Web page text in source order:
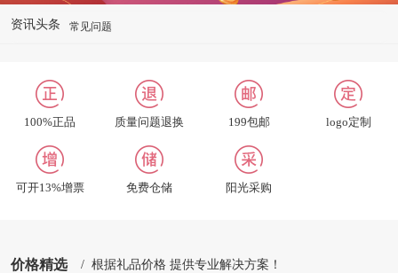
资讯头条 常见问题
公司给大客户送什么礼品
关于我们
招聘英才
合作及洽谈
100%正品 质量问题退换 199包邮 logo定制
可开13%增票 免费仓储 阳光采购
价格精选 / 根据礼品价格 提供专业解决方案！